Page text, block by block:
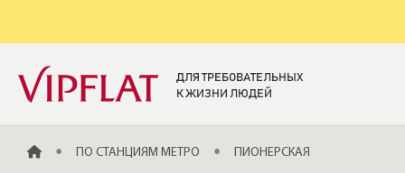
ДЛЯ ТРЕБОВАТЕЛЬНЫХ
К ЖИЗНИ ЛЮДЕЙ
ГЛАВНАЯПО СТАНЦИЯМ МЕТРО ПИОНЕРСКАЯ